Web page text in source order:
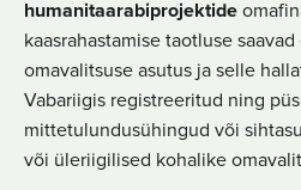
humanitaarabiprojektide
kaasrahastamise taotluse
omavalitsuse asutus ja selle
Vabariigis registreeritud ning
mittetulundusühingud või
või üleriigilised kohalike